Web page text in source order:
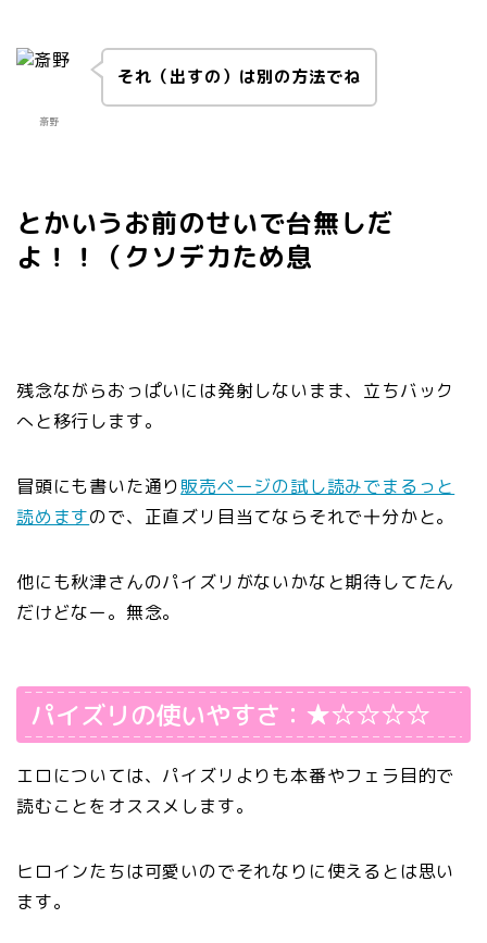
斎野
それ（出すの）は別の方法でね
とかいうお前のせいで台無しだ
よ！！（クソデカため息
残念ながらおっぱいには発射しないまま、立ちバック
へと移行します。
冒頭にも書いた通り販売ページの試し読みでまるっと
読めますので、正直ズリ目当てならそれで十分かと。
他にも秋津さんのパイズリがないかなと期待してたん
だけどなー。無念。
パイズリの使いやすさ：★☆☆☆☆
エロについては、パイズリよりも本番やフェラ目的で
読むことをオススメします。
ヒロインたちは可愛いのでそれなりに使えるとは思い
ます。